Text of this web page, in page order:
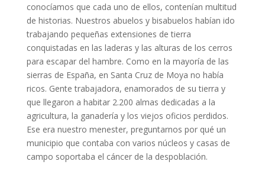
conocíamos que cada uno de ellos, contenían multitud
de historias. Nuestros abuelos y bisabuelos habían ido
trabajando pequeñas extensiones de tierra
conquistadas en las laderas y las alturas de los cerros
para escapar del hambre. Como en la mayoría de las
sierras de España, en Santa Cruz de Moya no había
ricos. Gente trabajadora, enamorados de su tierra y
que llegaron a habitar 2.200 almas dedicadas a la
agricultura, la ganadería y los viejos oficios perdidos.
Ese era nuestro menester, preguntarnos por qué un
municipio que contaba con varios núcleos y casas de
campo soportaba el cáncer de la despoblación.